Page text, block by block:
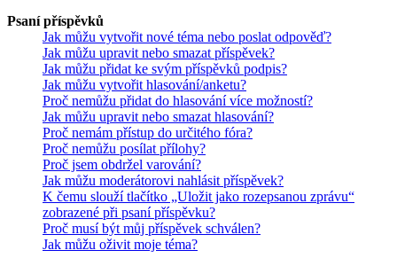
Psaní příspěvků
Jak můžu vytvořit nové téma nebo poslat odpověď?
Jak můžu upravit nebo smazat příspěvek?
Jak můžu přidat ke svým příspěvků podpis?
Jak můžu vytvořit hlasování/anketu?
Proč nemůžu přidat do hlasování více možností?
Jak můžu upravit nebo smazat hlasování?
Proč nemám přístup do určitého fóra?
Proč nemůžu posílat přílohy?
Proč jsem obdržel varování?
Jak můžu moderátorovi nahlásit příspěvek?
K čemu slouží tlačítko „Uložit jako rozepsanou zprávu“
zobrazené při psaní příspěvku?
Proč musí být můj příspěvek schválen?
Jak můžu oživit moje téma?